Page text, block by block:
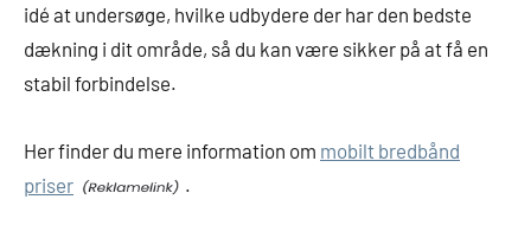
idé at undersøge, hvilke udbydere der har den bedste
dækning i dit område, så du kan være sikker på at få en
stabil forbindelse.
Her finder du mere information om mobilt bredbånd
priser
.